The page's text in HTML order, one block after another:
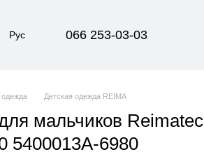
Рус 066 253-03-03
одежда Детская одежда REIMA
мальчиков Reimatec
5400013A-6980